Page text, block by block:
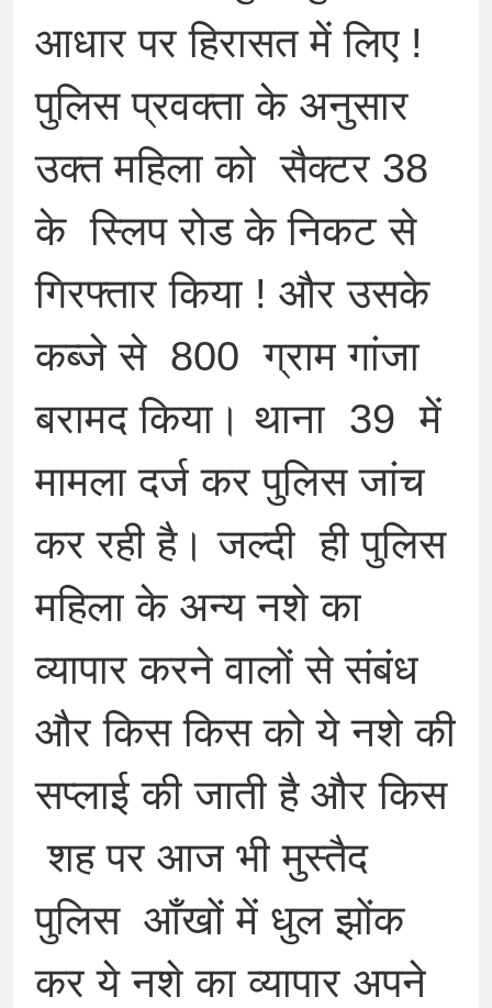
आधार पर हिरासत में लिए !
पुलिस प्रवक्ता के अनुसार
उक्त महिला को सैक्टर 38
के स्लिप रोड के निकट से
गिरफ्तार किया ! और उसके
कब्जे से 800 ग्राम गांजा
बरामद किया। थाना 39 में
मामला दर्ज कर पुलिस जांच
कर रही है। जल्दी ही पुलिस
महिला के अन्य नशे का
व्यापार करने वालों से संबंध
और किस किस को ये नशे की
सप्लाई की जाती है और किस
शह पर आज भी मुस्तैद
पुलिस आँखों में धुल झोंक
कर ये नशे का व्यापार अपने